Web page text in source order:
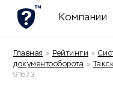
Компании
Главная » Рейтинги »
документооборота »
91673